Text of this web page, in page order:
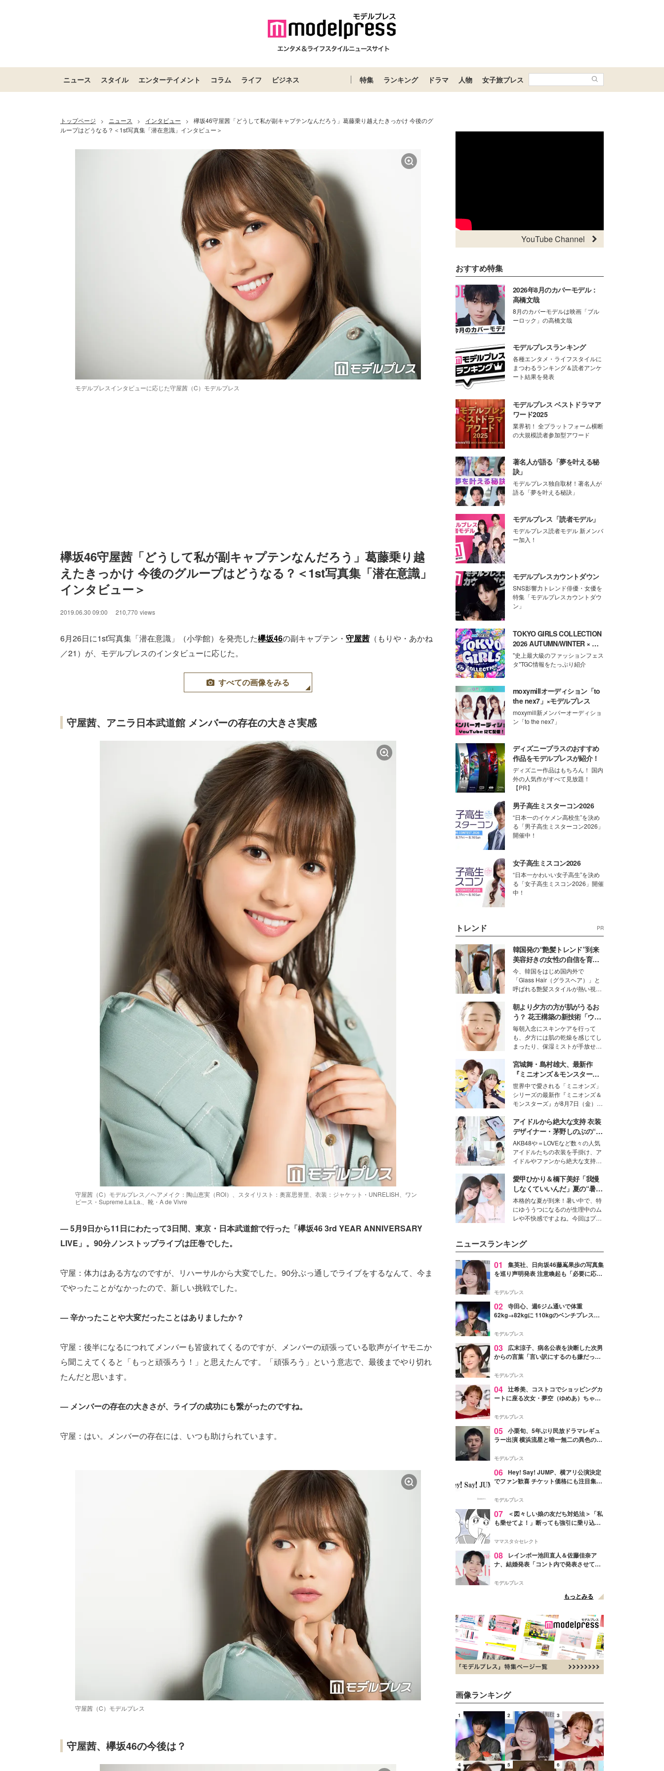
ニュース スタイル エンターテイメント コラム ライフ ビジネス 特集 ランキング ドラマ 人物 女子旅プレス
トップページ > ニュース > インタビュー >
欅坂46守屋茜「どうして私が副キャプテンなんだろう」葛藤乗り越えたきっかけ 今後のグ
ループはどうなる？＜1st写真集「潜在意識」インタビュー＞
モデルプレスインタビューに応じた守屋茜（C）モデルプレス
欅坂46守屋茜「どうして私が副キャプテンなんだろう」葛藤乗り越
えたきっかけ 今後のグループはどうなる？＜1st写真集「潜在意識」
インタビュー＞
2019.06.30 09:00 210,770 views
6月26日に1st写真集「潜在意識」（小学館）を発売した欅坂46の副キャプテン・ 守屋茜 （もりや・あかね
／21）が、モデルプレスのインタビューに応じた。
すべての画像をみる
守屋茜、アニラ日本武道館 メンバーの存在の大きさ実感
守屋茜（C）モデルプレス／ヘアメイク：陶山恵実（ROI）、スタイリスト：奥富思誉里、衣装：ジャケット・UNRELISH、ワン
ピース・Supreme.La.La.、靴・A de Vivre
― 5月9日から11日にわたって3日間、東京・日本武道館で行った「欅坂46 3rd YEAR ANNIVERSARY
LIVE」。90分ノンストップライブは圧巻でした。
守屋：体力はある方なのですが、リハーサルから大変でした。90分ぶっ通しでライブをするなんて、今ま
でやったことがなかったので、新しい挑戦でした。
― 辛かったことや大変だったことはありましたか？
守屋：後半になるにつれてメンバーも皆疲れてくるのですが、メンバーの頑張っている歌声がイヤモニか
ら聞こえてくると「もっと頑張ろう！」と思えたんです。「頑張ろう」という意志で、最後までやり切れ
たんだと思います。
― メンバーの存在の大きさが、ライブの成功にも繋がったのですね。
守屋：はい。メンバーの存在には、いつも助けられています。
守屋茜（C）モデルプレス
守屋茜、欅坂46の今後は？
YouTube Channel
おすすめ特集
2026年8月のカバーモデル：
高橋文哉
8月のカバーモデルは映画「ブル
ーロック」の高橋文哉
モデルプレスランキング
各種エンタメ・ライフスタイルに
まつわるランキング＆読者アンケ
ート結果を発表
モデルプレス ベストドラマア
ワード2025
業界初！ 全プラットフォーム横断
の大規模読者参加型アワード
著名人が語る「夢を叶える秘
訣」
モデルプレス独自取材！著名人が
語る「夢を叶える秘訣」
モデルプレス「読者モデル」
モデルプレス読者モデル 新メンバ
ー加入！
モデルプレスカウントダウン
SNS影響力トレンド俳優・女優を
特集「モデルプレスカウントダウ
ン」
TOKYO GIRLS COLLECTION
2026 AUTUMN/WINTER × モ
デルプレス
"史上最大級のファッションフェス
タ"TGC情報をたっぷり紹介
moxymillオーディション「to
the nex7」×モデルプレス
moxymill新メンバーオーディショ
ン「to the nex7」
ディズニープラスのおすすめ
作品をモデルプレスが紹介！
ディズニー作品はもちろん！ 国内
外の人気作がすべて見放題！
【PR】
男子高生ミスターコン2026
“日本一のイケメン高校生”を決め
る「男子高生ミスターコン2026」
開催中！
女子高生ミスコン2026
“日本一かわいい女子高生”を決め
る「女子高生ミスコン2026」開催
中！
トレンド PR
韓国発の“艶髪トレンド”到来
美容好きの女性の自信を育む
「ヘアケア事情」って？
今、韓国をはじめ国内外で
「Glass Hair（グラスヘア）」と
呼ばれる艶髪スタイルが熱い視線
ションの完成度を高めるベースと
して、“髪そのものの美しさ”に改
めて注目する人が増えている様
子。今回は、そんな憧れの艶やか
な髪を日常で叶える、美容好きの
女性たちのヘアケア事情を紹介し
ます。
朝より夕方の方が肌がうるお
う？ 花王構築の新技術「ウォ
ーターキャプチャリングスキ
ン（捕水肌）」がスキンケア
の常識を変える予感
毎朝入念にスキンケアを行って
も、夕方には肌の乾燥を感じてし
まったり、保湿ミストが手放せな
な美容の常識を大きく変える可能
性を秘めた、革新的な「Water
Capturing Skin（ウォーターキャ
プチャリングスキン：捕水肌）」
技術を、花王が構築した。
宮城舞・島村雄大、最新作
『ミニオンズ＆モンスター
ズ』の魅力熱弁 ハチャメチャ
だけじゃない“友情と絆”に感
動
世界中で愛される「ミニオンズ」
シリーズの最新作『ミニオンズ＆
モンスターズ』が8月7日（金）に
ニオン好き”という共通点を持つモ
デルの宮城舞と島村雄大の特別対
談をお届け！それぞれの視点か
ら、今作ならではの魅力や予想外
の感動をもたらす奥深いストーリ
ーについて熱く語り合ってもらっ
た。
アイドルから絶大な支持 衣装
デザイナー・茅野しのぶの“可
愛い”を作る美学＜「シチズン
クロスシー」インタビュー＞
AKB48や＝LOVEなど数々の人気
アイドルたちの衣装を手掛け、ア
イドルやファンから絶大な支持を
取締役兼クリエイティブディレク
ター・茅野しのぶ。一人ひとりの
個性に寄り添い、魅力を引き出す
衣装作りは、多くの女性たちに勇
気と自信を与え続けている。
愛甲ひかり＆橋下美好「我慢
しなくていいんだ」夏の“暑さ
対策”の新しい選択肢とは？
本格的な夏が到来！暑い中で、特
にゆううつになるのが生理中のム
レや不快感ですよね。今回はプラ
好さんを迎えて本音で女子会トー
ク。猛暑のお出かけを快適に過ご
すヒントや、2人が感動した夏の
生理の新常識にも迫りました。
ニュースランキング
01
集英社、日向坂46藤嶌果歩の写真集
を巡り声明発表 注意喚起も「必要に応じ
モデルプレス
02 寺田心、週6ジム通いで体重
62kg→82kgに 110kgのベンチプレス持
「かっこいい」と反響
モデルプレス
03
広末涼子、病名公表を決断した次男
からの言葉「言い訳にするのも嫌だっ
モデルプレス
04 辻希美、コストコでショッピングカ
ートに座る次女・夢空（ゆめあ）ちゃん
ぎ」「成長を感じる」の声
モデルプレス
05 小栗旬、5年ぶり民放ドラマレギュ
ラー出演 横浜流星と唯一無二の異色のバ
モデルプレス
06 Hey! Say! JUMP、横アリ公演決定
でファン歓喜 チケット価格にも注目集ま
モデルプレス
07
＜図々しい娘の友だち対処法＞「私
も乗せてよ！」断っても強引に乗り込ん
ママスタ☆セレクト
08
レインボー池田直人＆佐藤佳奈ア
ナ、結婚発表「コント内で発表させてい
点変更のため
モデルプレス
もっとみる
画像ランキング
1 2 3
4 5 6